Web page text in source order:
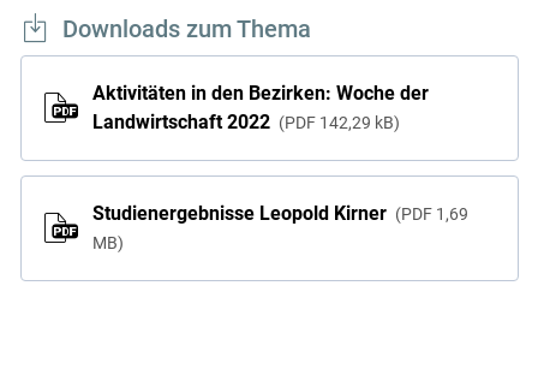
Downloads zum Thema
Aktivitäten in den Bezirken: Woche der
Landwirtschaft 2022
PDF 142,29 kB
Studienergebnisse Leopold Kirner PDF 1,69
MB